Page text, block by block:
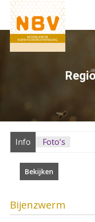
Info Foto's
Bekijken
Bijenzwerm